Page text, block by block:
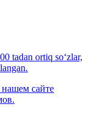
tadan ortiq so‘zlar,
нашем сайте